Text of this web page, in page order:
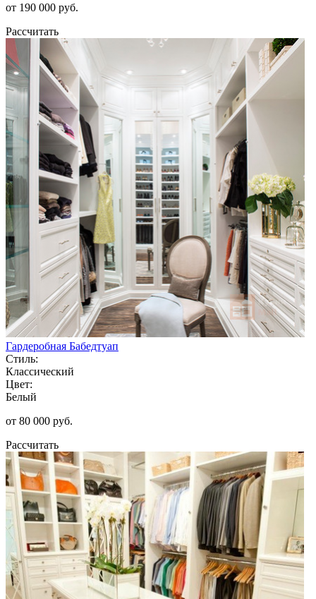
от 190 000 руб.
Рассчитать
Гардеробная Бабедтуап
Стиль:
Классический
Цвет:
Белый
от 80 000 руб.
Рассчитать